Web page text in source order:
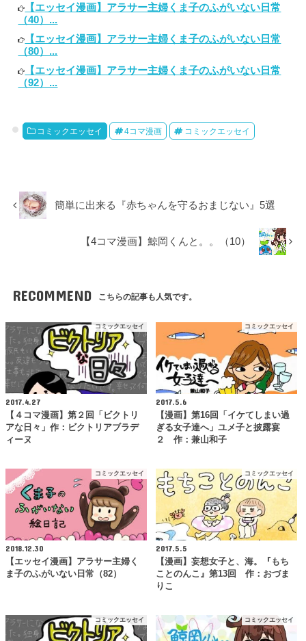
【エッセイ漫画】アラサー主婦くま子のふがいない日常
（40）...
【エッセイ漫画】アラサー主婦くま子のふがいない日常
（80）...
【エッセイ漫画】アラサー主婦くま子のふがいない日常
（92）...
コミックエッセイ 4コマ漫画 コミックエッセイ
簡単に出来る『赤ちゃんを守るおまじない』5選
【4コマ漫画】鯨岡くんと。。（10）
RECOMMEND こちらの記事も人気です。
コミックエッセイ
2017.4.27
【４コマ漫画】第２回「ビクトリ
アな日々」作：ビクトリアブラデ
ィーヌ
コミックエッセイ
2017.5.6
【漫画】第16回「イケてしまい過
ぎる女子達へ」ユメ子と披露宴
２ 作：兼山和子
コミックエッセイ
2018.12.30
【エッセイ漫画】アラサー主婦く
ま子のふがいない日常（82）
コミックエッセイ
2017.5.5
【漫画】妄想女子と、海。『もち
ことのんこ』第13回 作：おづま
りこ
コミックエッセイ コミックエッセイ